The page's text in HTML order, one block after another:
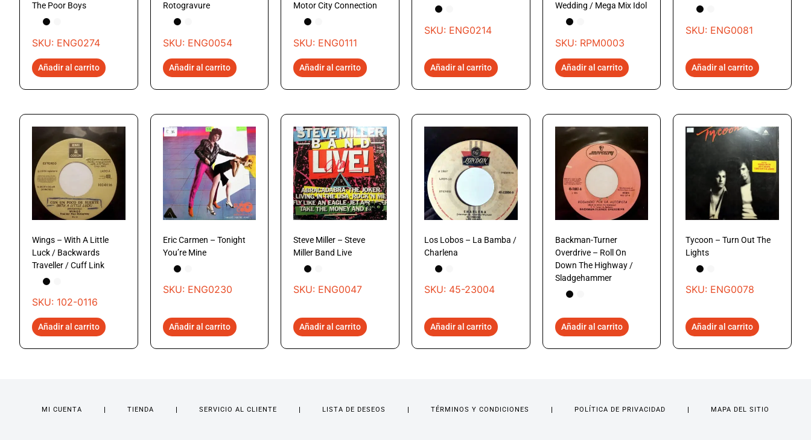
The Poor Boys
SKU: ENG0274
Añadir al carrito
Rotogravure
SKU: ENG0054
Añadir al carrito
Motor City Connection
SKU: ENG0111
Añadir al carrito
SKU: ENG0214
Añadir al carrito
Wedding / Mega Mix Idol
SKU: RPM0003
Añadir al carrito
SKU: ENG0081
Añadir al carrito
Wings – With A Little
Luck / Backwards
Traveller / Cuff Link
SKU: 102-0116
Añadir al carrito
Eric Carmen – Tonight
You’re Mine
SKU: ENG0230
Añadir al carrito
Steve Miller – Steve
Miller Band Live
SKU: ENG0047
Añadir al carrito
Los Lobos – La Bamba /
Charlena
SKU: 45-23004
Añadir al carrito
Backman-Turner
Overdrive – Roll On
Down The Highway /
Sladgehammer
Añadir al carrito
Tycoon – Turn Out The
Lights
SKU: ENG0078
Añadir al carrito
MI CUENTA TIENDA SERVICIO AL CLIENTE LISTA DE DESEOS TÉRMINOS Y CONDICIONES POLÍTICA DE PRIVACIDAD MAPA DEL SITIO